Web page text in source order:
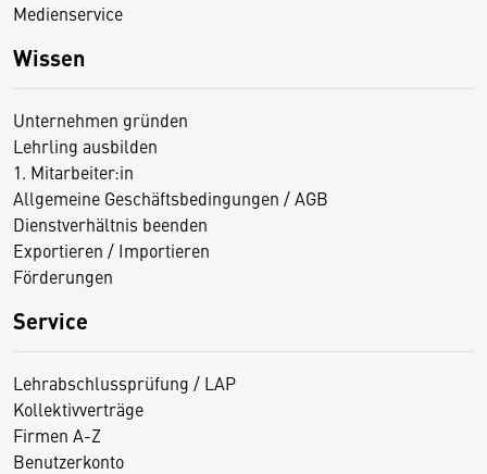
Medienservice
Wissen
Unternehmen gründen
Lehrling ausbilden
1. Mitarbeiter:in
Allgemeine Geschäftsbedingungen / AGB
Dienstverhältnis beenden
Exportieren / Importieren
Förderungen
Service
Lehrabschlussprüfung / LAP
Kollektivverträge
Firmen A-Z
Benutzerkonto